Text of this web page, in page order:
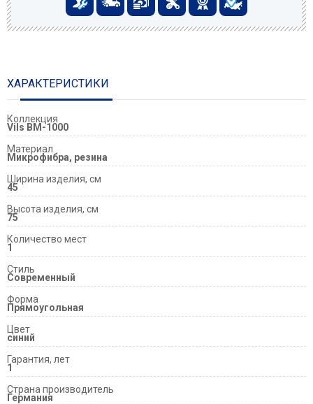
ХАРАКТЕРИСТИКИ
Коллекция
Vils BM-1000
Материал
Микрофибра, резина
Ширина изделия, см
45
Высота изделия, см
75
Количество мест
1
Стиль
Современный
Форма
Прямоугольная
Цвет
синий
Гарантия, лет
1
Страна производитель
Германия